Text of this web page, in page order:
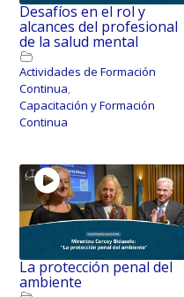
Desafíos en el rol y
alcances del profesional
de la salud mental
Actividades de Formación
Continua
Capacitación y Formación
Continua
La protección penal del
ambiente